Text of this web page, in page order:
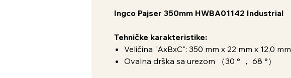
Ingco Pajser 350mm HWBA01142 Industrial
Tehničke karakteristike:
Veličina "AxBxC": 350 mm x 22 mm x 12,0 mm
Ovalna drška sa urezom （30 ° ， 68 °）